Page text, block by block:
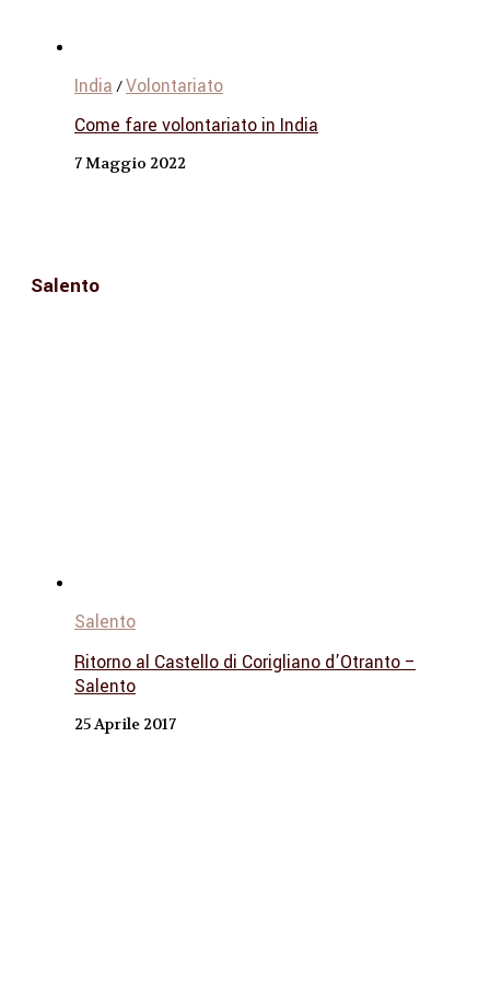
India /Volontariato
Come fare volontariato in India
7 Maggio 2022
Salento
Salento
Ritorno al Castello di Corigliano d’Otranto –
Salento
25 Aprile 2017